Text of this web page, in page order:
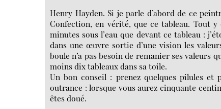
Henry Hayden. Si je parle d’abord de ce
Confection, en vérité, que ce tableau. Tout
minutes sous l’eau que devant ce tableau :
dans une œuvre sortie d’une vision les
boule n’a pas besoin de remanier ses valeurs
moins dix tableaux dans sa toile.
Un bon conseil : prenez quelques pilules et
outrance : lorsque vous aurez cinquante
êtes doué.